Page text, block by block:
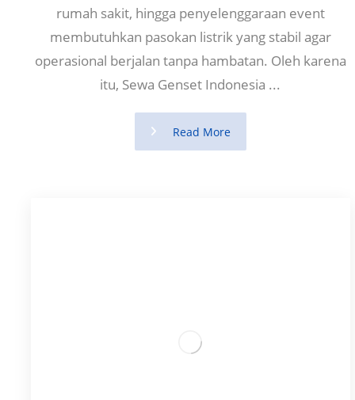
rumah sakit, hingga penyelenggaraan event
membutuhkan pasokan listrik yang stabil agar
operasional berjalan tanpa hambatan. Oleh karena
itu, Sewa Genset Indonesia ...
Read More